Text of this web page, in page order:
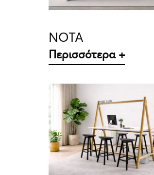
NOTA
Περισσότερα +
ΛΕΠΤΟΜΈΡΕΙΕΣ